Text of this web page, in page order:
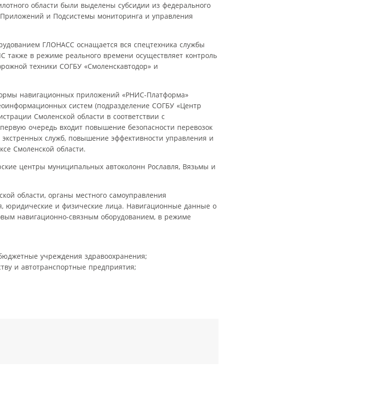
области были выделены субсидии из федерального
и Подсистемы мониторинга и управления
ГЛОНАСС оснащается вся спецтехника службы
также в режиме реального времени осуществляет контроль
техники СОГБУ «Смоленскавтодор» и
навигационных приложений «РНИС-Платформа»
систем (подразделение СОГБУ «Центр
Смоленской области в соответствии с
очередь входит повышение безопасности перевозок
служб, повышение эффективности управления и
Смоленской области.
центры муниципальных автоколонн Рославля, Вязьмы и
области, органы местного самоуправления
юридические и физические лица. Навигационные данные о
навигационно-связным оборудованием, в режиме
учреждения здравоохранения;
и автотранспортные предприятия;